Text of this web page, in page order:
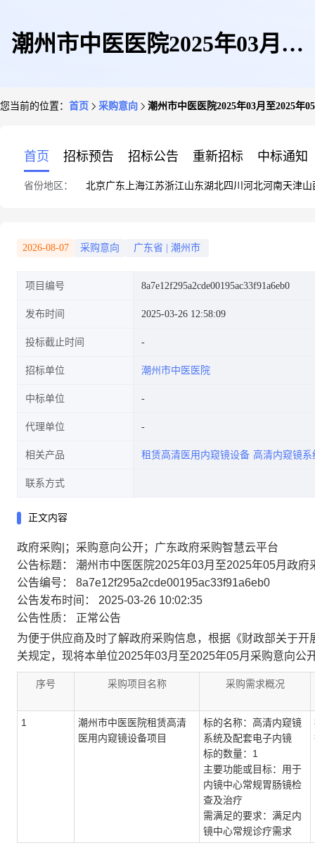
潮州市中医医院2025年03月至
您当前的位置： 首页 采购意向 潮州市中医医院2025年03月至2025年
首页 招标预告 招标公告 重新招标 中标通知
省份地区： 北京广东 上海江苏浙江山东湖北四川 河北河南天津山
2026-08-07 采购意向 广东省 潮州市
项目编号 8a7e12f295a2cde00195ac33f91a6eb0
发布时间 2025-03-26 12:58:09
投标截止时间
招标单位 潮州市中医医院
中标单位
代理单位
相关产品 租赁高清医用内窥镜设备 高清内窥镜
联系方式
正文内容
政府采购|；采购意向公开；广东政府采购智慧云平台
公告标题： 潮州市中医医院2025年03月至2025年05月政府
公告编号： 8a7e12f295a2cde00195ac33f91a6eb0
公告发布时间： 2025-03-26 10:02:35
公告性质： 正常公告
为便于供应商及时了解政府采购信息，根据《财政部关于
关规定，现将本单位2025年03月至2025年05月采购意向公
序号 采购项目名称 采购需求概况
1
潮州市中医医院租赁高清
医用内窥镜设备项目
标的名称：高清内窥镜
系统及配套电子内镜
标的数量：1
主要功能或目标：用于
内镜中心常规胃肠镜检
查及治疗
需满足的要求：满足内
镜中心常规诊疗需求